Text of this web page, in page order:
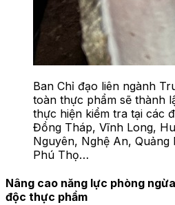
Ban Chỉ đạo liên ngành
toàn thực phẩm sẽ thành
thực hiện kiểm tra tại các
Đồng Tháp, Vĩnh Long,
Nguyên, Nghệ An, Quảng
Phú Thọ…
Nâng cao năng lực phòng
độc thực phẩm